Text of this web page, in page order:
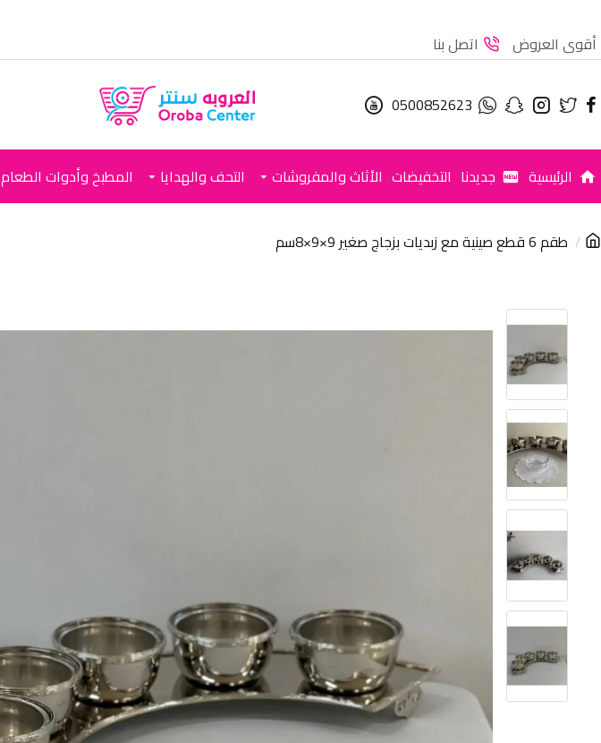
أقوى العروض اتصل بنا
0500852623
الرئيسية جديدنا التخفيضات الأثاث والمفروشات التحف والهدايا المطبخ وأدوات الطعام
طقم 6 قطع صينية مع زبديات بزجاج صغير 9×9×8سم